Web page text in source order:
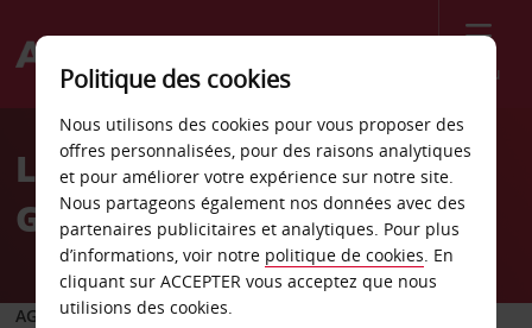
Menu
Welcome
AvisLocation de voiture
Griffith
AGENCE DE DÉPART
Politique des cookies
Nous utilisons des cookies pour vous proposer des
offres personnalisées, pour des raisons analytiques
et pour améliorer votre expérience sur notre site.
Nous partageons également nos données avec des
partenaires publicitaires et analytiques. Pour plus
d’informations, voir notre politique de cookies. En
cliquant sur ACCEPTER vous acceptez que nous
utilisions des cookies.